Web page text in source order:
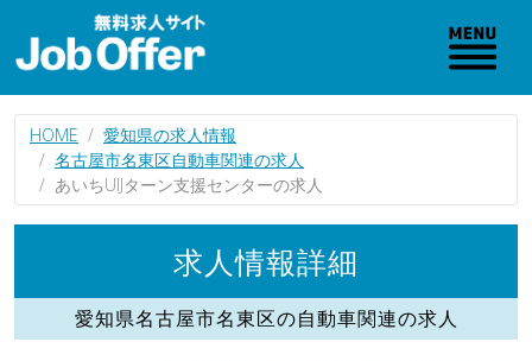
HOME
愛知県の求人情報
名古屋市名東区自動車関連の求人
あいちUIJターン支援センターの求人
求人情報詳細
愛知県名古屋市名東区の自動車関連の求人